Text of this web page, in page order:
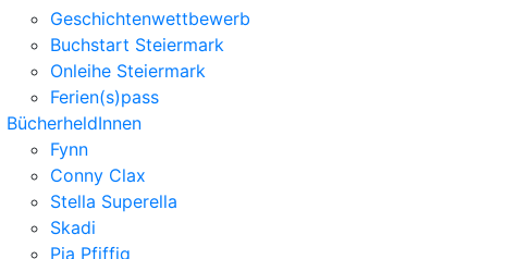
Geschichtenwettbewerb
Buchstart Steiermark
Onleihe Steiermark
Ferien(s)pass
BücherheldInnen
Fynn
Conny Clax
Stella Superella
Skadi
Pia Pfiffig